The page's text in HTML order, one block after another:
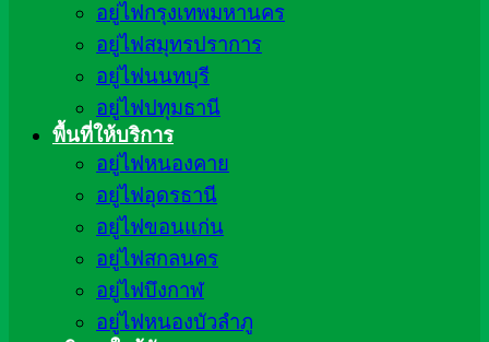
อยู่ไฟกรุงเทพมหานคร
อยู่ไฟสมุทรปราการ
อยู่ไฟนนทบุรี
อยู่ไฟปทุมธานี
พื้นที่ให้บริการ
อยู่ไฟหนองคาย
อยู่ไฟอุดรธานี
อยู่ไฟขอนแก่น
อยู่ไฟสกลนคร
อยู่ไฟบึงกาฬ
อยู่ไฟหนองบัวลำภู